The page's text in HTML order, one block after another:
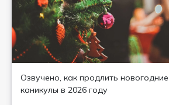
Озвучено, как продлить новогодние
каникулы в 2026 году